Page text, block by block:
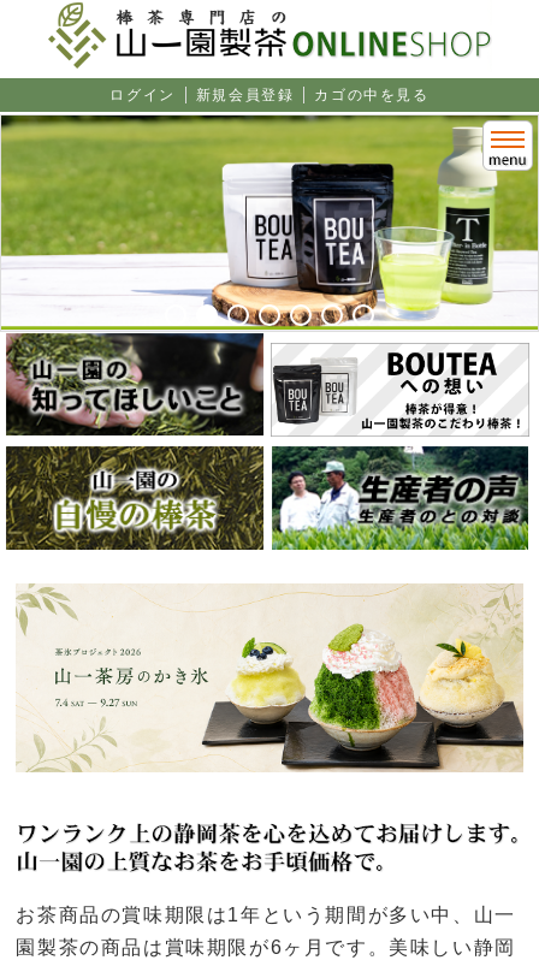
ログイン 新規会員登録 カゴの中を見る
お茶商品の賞味期限は1年という期間が多い中、山一
園製茶の商品は賞味期限が6ヶ月です。美味しい静岡